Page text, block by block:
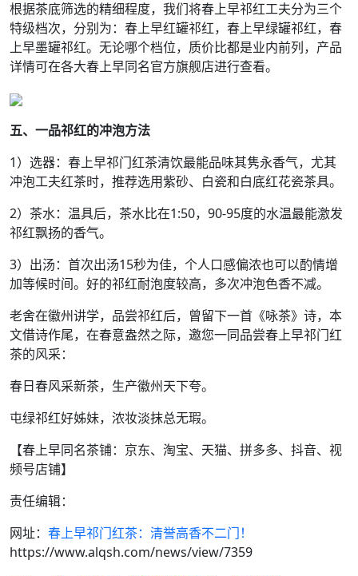
根据茶底筛选的精细程度，我们将春上早祁红工夫分为三个
特级档次，分别为：春上早红罐祁红，春上早绿罐祁红，春
上早墨罐祁红。无论哪个档位，质价比都是业内前列，产品
详情可在各大春上早同名官方旗舰店进行查看。
五、一品祁红的冲泡方法
1）选器：春上早祁门红茶清饮最能品味其隽永香气，尤其
冲泡工夫红茶时，推荐选用紫砂、白瓷和白底红花瓷茶具。
2）茶水：温具后，茶水比在1:50，90-95度的水温最能激发
祁红飘扬的香气。
3）出汤：首次出汤15秒为佳，个人口感偏浓也可以酌情增
加等候时间。好的祁红耐泡度较高，多次冲泡色香不减。
老舍在徽州讲学，品尝祁红后，曾留下一首《咏茶》诗，本
文借诗作尾，在春意盎然之际，邀您一同品尝春上早祁门红
茶的风采：
春日春风采新茶，生产徽州天下夸。
屯绿祁红好姊妹，浓妆淡抹总无瑕。
【春上早同名茶铺：京东、淘宝、天猫、拼多多、抖音、视
频号店铺】
责任编辑：
网址： 春上早祁门红茶：清誉高香不二门！
https://www.alqsh.com/news/view/7359